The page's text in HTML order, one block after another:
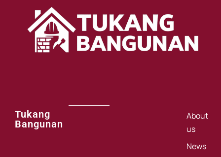
Tukang
Bangunan
About
us
News